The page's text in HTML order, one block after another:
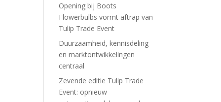
Opening bij Boots
Flowerbulbs vormt aftrap van
Tulip Trade Event
Duurzaamheid, kennisdeling
en marktontwikkelingen
centraal
Zevende editie Tulip Trade
Event: opnieuw